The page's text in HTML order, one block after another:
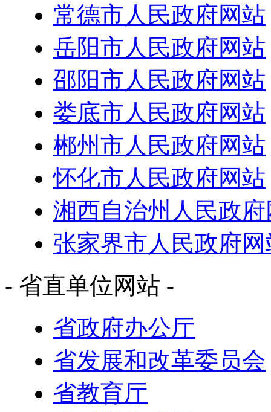
常德市人民政府网站
岳阳市人民政府网站
邵阳市人民政府网站
娄底市人民政府网站
郴州市人民政府网站
怀化市人民政府网站
湘西自治州人民政
张家界市人民政府网
- 省直单位网站 -
省政府办公厅
省发展和改革委员会
省教育厅